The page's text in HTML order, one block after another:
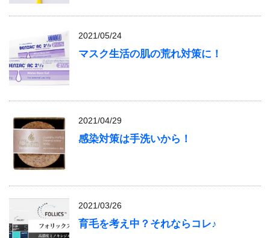
2021/05/24
マスク生活の肌の荒れ対策に！
2021/04/29
感染対策は手洗いから！
2021/03/26
育毛を考え中？それならコレ♪